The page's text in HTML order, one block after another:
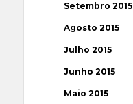
Setembro 2015
Agosto 2015
Julho 2015
Junho 2015
Maio 2015